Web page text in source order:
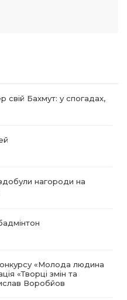
свій Бахмут: у спогадах,
нагороди на
«Молода людина
«Творці змін та
Воробйов